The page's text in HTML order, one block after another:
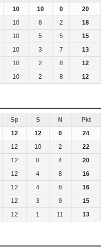
10 10 0
20
10 8 2
18
10 5 5
15
10 3 7
13
10 2 8
12
10 2 8 12
Sp S N
Pkt
12 12 0
24
12 10 2
22
12 8 4
20
12 4 8
16
12 4 8
16
12 3 9
15
12 1 11 13